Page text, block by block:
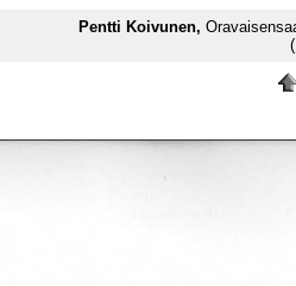
Pentti Koivunen,